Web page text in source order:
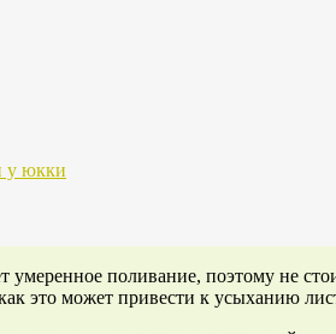
у юкки
поливание, поэтому не
это может привести к усыханию